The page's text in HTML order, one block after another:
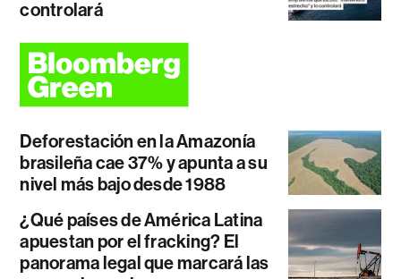
controlará
Deforestación en la Amazonía
brasileña cae 37% y apunta a su
nivel más bajo desde 1988
¿Qué países de América Latina
apuestan por el fracking? El
panorama legal que marcará las